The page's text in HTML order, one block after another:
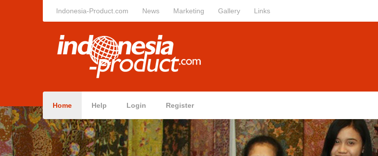
Indonesia-Product.com News Marketing Gallery Links
Home Help Login Register